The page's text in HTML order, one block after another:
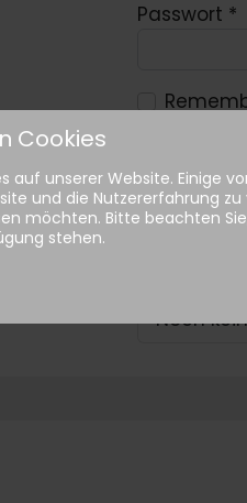
Passwort *
Noch
Cookies
auf unserer Website. Einige
und die Nutzererfahrung
möchten. Bitte beachten
stehen.